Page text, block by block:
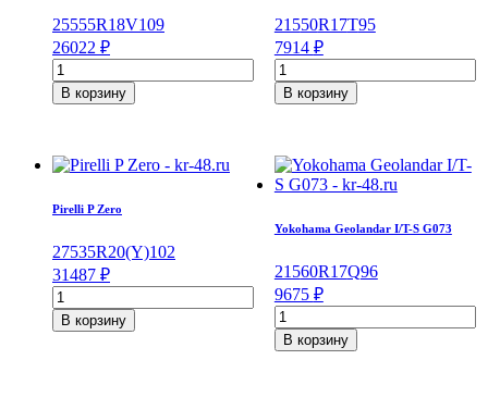
25555R18V109
26022 ₽
Количество
товара
Pirelli
255/55/R18
V
В корзину
21550R17T95
7914 ₽
Количество
товара
Hankook
IZ2
W616
95
В корзину
Pirelli P Zero
27535R20(Y)102
31487 ₽
Количество
товара
Pirelli
В корзину
Yokohama Geolandar I/T-S G073
21560R17Q96
9675 ₽
Количество
товара
Yokohama
В корзину